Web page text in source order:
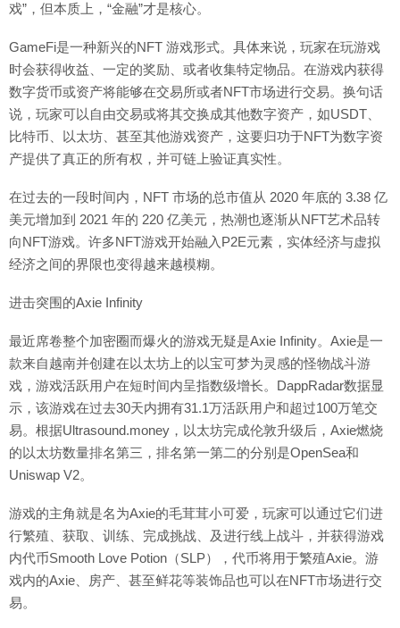
戏”，但本质上，“金融”才是核心。
GameFi是一种新兴的NFT 游戏形式。具体来说，玩家在玩游戏
时会获得收益、一定的奖励、或者收集特定物品。在游戏内获得
数字货币或资产将能够在交易所或者NFT市场进行交易。换句话
说，玩家可以自由交易或将其交换成其他数字资产，如USDT、
比特币、以太坊、甚至其他游戏资产，这要归功于NFT为数字资
产提供了真正的所有权，并可链上验证真实性。
在过去的一段时间内，NFT 市场的总市值从 2020 年底的 3.38 亿
美元增加到 2021 年的 220 亿美元，热潮也逐渐从NFT艺术品转
向NFT游戏。许多NFT游戏开始融入P2E元素，实体经济与虚拟
经济之间的界限也变得越来越模糊。
进击突围的Axie Infinity
最近席卷整个加密圈而爆火的游戏无疑是Axie Infinity。Axie是一
款来自越南并创建在以太坊上的以宝可梦为灵感的怪物战斗游
戏，游戏活跃用户在短时间内呈指数级增长。DappRadar数据显
示，该游戏在过去30天内拥有31.1万活跃用户和超过100万笔交
易。根据Ultrasound.money，以太坊完成伦敦升级后，Axie燃烧
的以太坊数量排名第三，排名第一第二的分别是OpenSea和
Uniswap V2。
游戏的主角就是名为Axie的毛茸茸小可爱，玩家可以通过它们进
行繁殖、获取、训练、完成挑战、及进行线上战斗，并获得游戏
内代币Smooth Love Potion（SLP），代币将用于繁殖Axie。游
戏内的Axie、房产、甚至鲜花等装饰品也可以在NFT市场进行交
易。